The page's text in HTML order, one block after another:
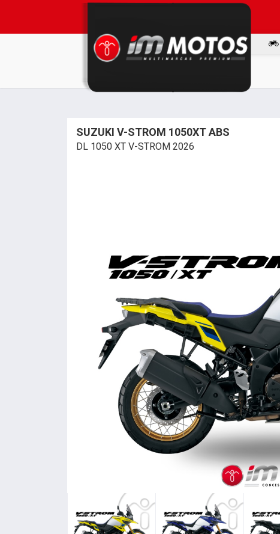
SUZUKI V-STROM 1050XT ABS
DL 1050 XT V-STROM 2026